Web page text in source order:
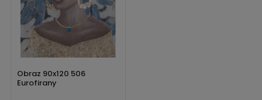
Obraz 90x120 506
Eurofirany